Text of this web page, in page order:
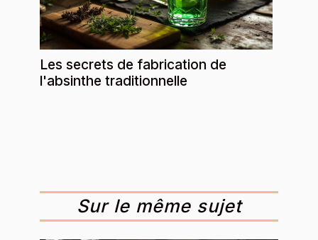
Les secrets de fabrication de
l'absinthe traditionnelle
Sur le même sujet